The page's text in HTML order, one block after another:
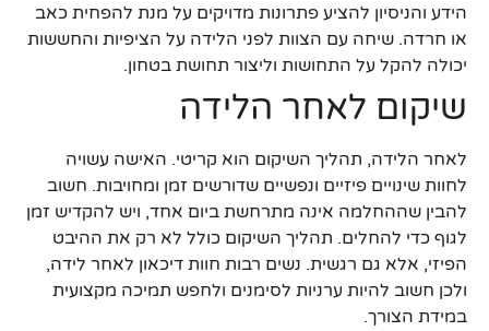
הידע והניסיון להציע פתרונות מדויקים על מנת להפחית כאב
או חרדה. שיחה עם הצוות לפני הלידה על הציפיות והחששות
יכולה להקל על התחושות וליצור תחושת בטחון.
שיקום לאחר הלידה
לאחר הלידה, תהליך השיקום הוא קריטי. האישה עשויה
לחוות שינויים פיזיים ונפשיים שדורשים זמן ומחויבות. חשוב
להבין שההחלמה אינה מתרחשת ביום אחד, ויש להקדיש זמן
לגוף כדי להחלים. תהליך השיקום כולל לא רק את ההיבט
הפיזי, אלא גם רגשית. נשים רבות חוות דיכאון לאחר לידה,
ולכן חשוב להיות ערניות לסימנים ולחפש תמיכה מקצועית
במידת הצורך.